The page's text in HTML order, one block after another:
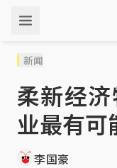
新闻
柔新经
业最有
李国豪